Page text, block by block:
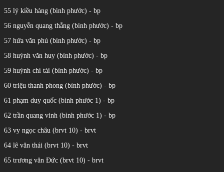
55 lý kiều hàng (bình phước) - bp
56 nguyễn quang thắng (bình phước) - bp
57 hứa văn phú (bình phước) - bp
58 huỳnh văn huy (bình phước) - bp
59 huỳnh chí tài (bình phước) - bp
60 triệu thanh phong (bình phước) - bp
61 phạm duy quốc (bình phước 1) - bp
62 trần quang vinh (bình phước 1) - bp
63 vy ngọc châu (brvt 10) - brvt
64 lê văn thái (brvt 10) - brvt
65 trương văn Đức (brvt 10) - brvt